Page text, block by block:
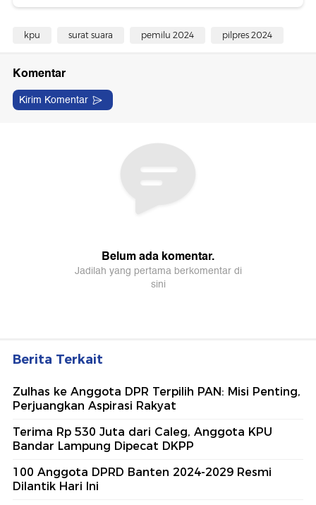
kpu surat suara pemilu 2024 pilpres 2024
Berita Terkait
Zulhas ke Anggota DPR Terpilih PAN: Misi Penting,
Perjuangkan Aspirasi Rakyat
Terima Rp 530 Juta dari Caleg, Anggota KPU
Bandar Lampung Dipecat DKPP
100 Anggota DPRD Banten 2024-2029 Resmi
Dilantik Hari Ini